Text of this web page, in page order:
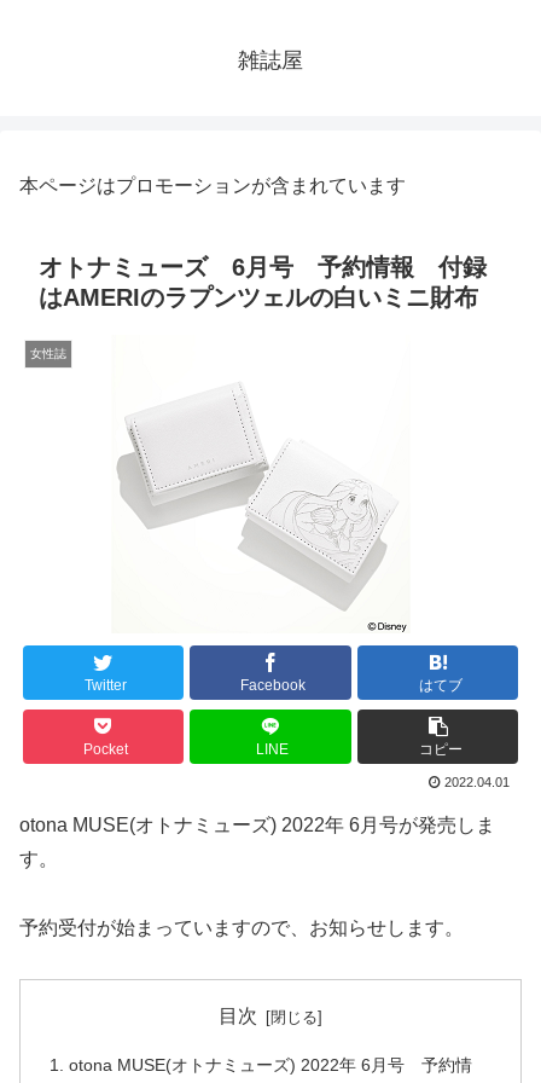
雑誌屋
本ページはプロモーションが含まれています
オトナミューズ 6月号 予約情報 付録
はAMERIのラプンツェルの白いミニ財布
女性誌
Twitter Facebook はてブ
Pocket LINE コピー
2022.04.01
otona MUSE(オトナミューズ) 2022年 6月号が発売しま
す。
予約受付が始まっていますので、お知らせします。
目次
otona MUSE(オトナミューズ) 2022年 6月号 予約情